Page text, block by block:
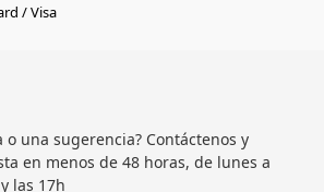
/ Visa
una sugerencia? Contáctenos y
en menos de 48 horas, de lunes a
las 17h